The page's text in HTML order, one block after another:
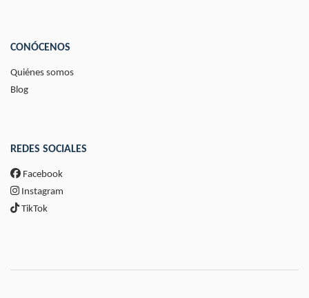
CONÓCENOS
Quiénes somos
Blog
REDES SOCIALES
Facebook
Instagram
TikTok